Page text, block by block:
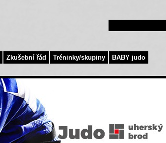
Zkušební řád Tréninky/skupiny
BABY judo